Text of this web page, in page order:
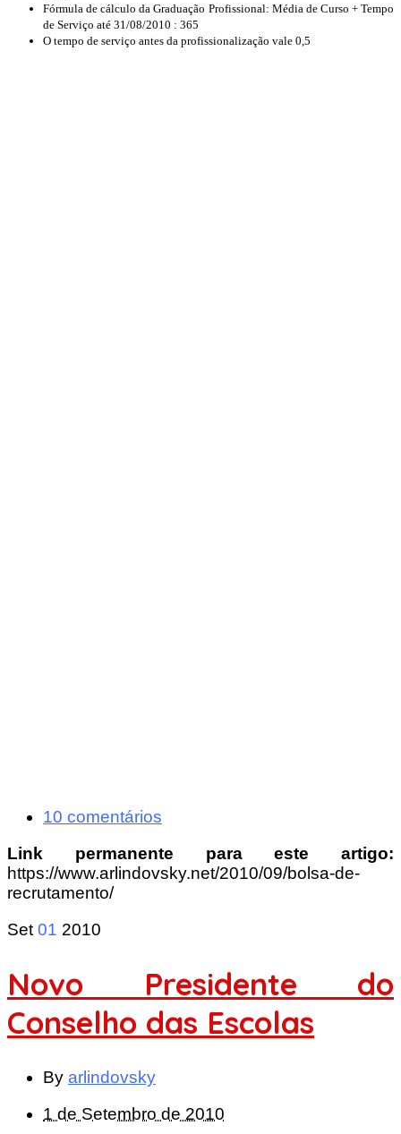
Fórmula de cálculo da Graduação Profissional: Média de Curso + Tempo
de Serviço até 31/08/2010 : 365
O tempo de serviço antes da profissionalização vale 0,5
10 comentários
Link permanente para este artigo:
https://www.arlindovsky.net/2010/09/bolsa-de-
recrutamento/
Set 01 2010
Novo Presidente do
Conselho das Escolas
By arlindovsky
1 de Setembro de 2010